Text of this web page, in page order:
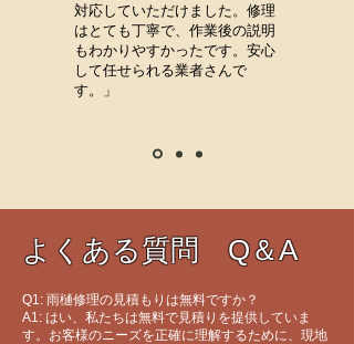
対応していただけました。修理
はとても丁寧で、作業後の説明
もわかりやすかったです。安心
して任せられる業者さんで
す。」
よくある質問 Q＆A
Q1: 雨樋修理の見積もりは無料ですか？
A1: はい、私たちは無料で見積りを提供していま
す。お客様のニーズを正確に理解するために、現地